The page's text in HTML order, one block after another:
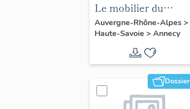
Le mobilier du
Musée château
d'Annecy
Auvergne-Rhône-Alpes>
Haute-Savoie > Annecy
Dossier